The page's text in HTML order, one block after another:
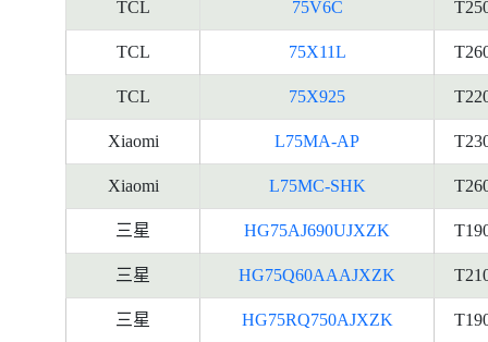
TCL 75V6C
TCL 75X11L
TCL 75X925
Xiaomi L75MA-AP
Xiaomi L75MC-SHK
三星 HG75AJ690UJXZK
三星 HG75Q60AAAJXZK
三星 HG75RQ750AJXZK